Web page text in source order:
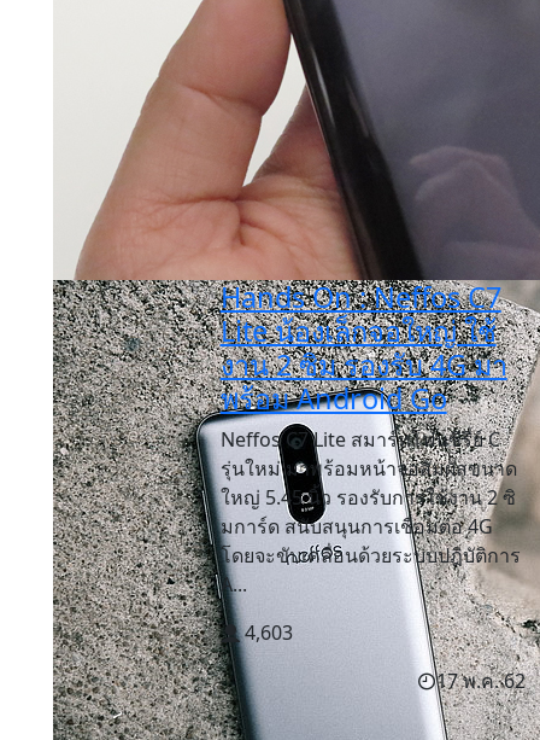
Hands On : Neffos C7
Lite น้องเล็กจอใหญ่ ใช้
งาน 2 ซิม รองรับ 4G มา
พร้อม Android Go
Neffos C7 Lite สมาร์ทโฟนซีรี่ย์ C
รุ่นใหม่ มาพร้อมหน้าจอสัมผัสขนาด
ใหญ่ 5.45 นิ้ว รองรับการใช้งาน 2 ซิ
มการ์ด สนับสนุนการเชื่อมต่อ 4G
โดยจะขับเคลื่อนด้วยระบบปฎิบัติการ
A...
4,603
17 พ.ค. 62